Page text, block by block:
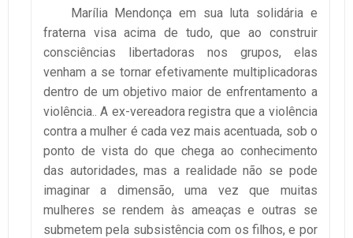
Marília Mendonça em sua luta solidária e
fraterna visa acima de tudo, que ao construir
consciências libertadoras nos grupos, elas
venham a se tornar efetivamente multiplicadoras
dentro de um objetivo maior de enfrentamento a
violência.. A ex-vereadora registra que a violência
contra a mulher é cada vez mais acentuada, sob o
ponto de vista do que chega ao conhecimento
das autoridades, mas a realidade não se pode
imaginar a dimensão, uma vez que muitas
mulheres se rendem às ameaças e outras se
submetem pela subsistência com os filhos, e por